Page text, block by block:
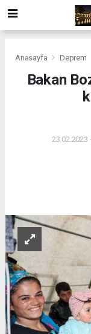
Anasayfa Deprem
Bakan
23.02.2023